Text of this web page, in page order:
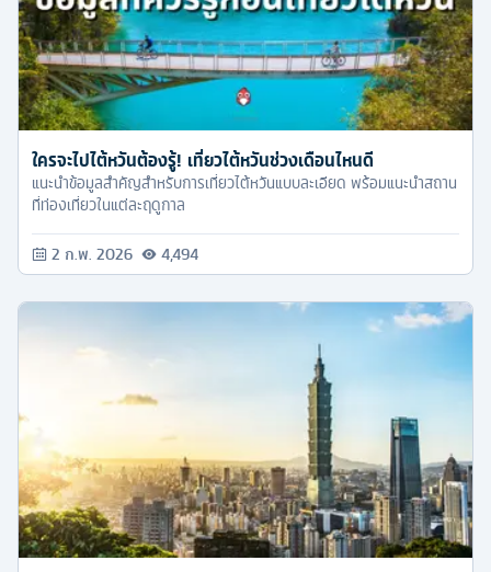
ใครจะไปไต้หวันต้องรู้! เที่ยวไต้หวันช่วงเดือนไหนดี
แนะนำข้อมูลสำคัญสำหรับการเที่ยวไต้หวันแบบละเอียด พร้อมแนะนำสถาน
ที่ท่องเที่ยวในแต่ละฤดูกาล
2 ก.พ. 2026 4,494